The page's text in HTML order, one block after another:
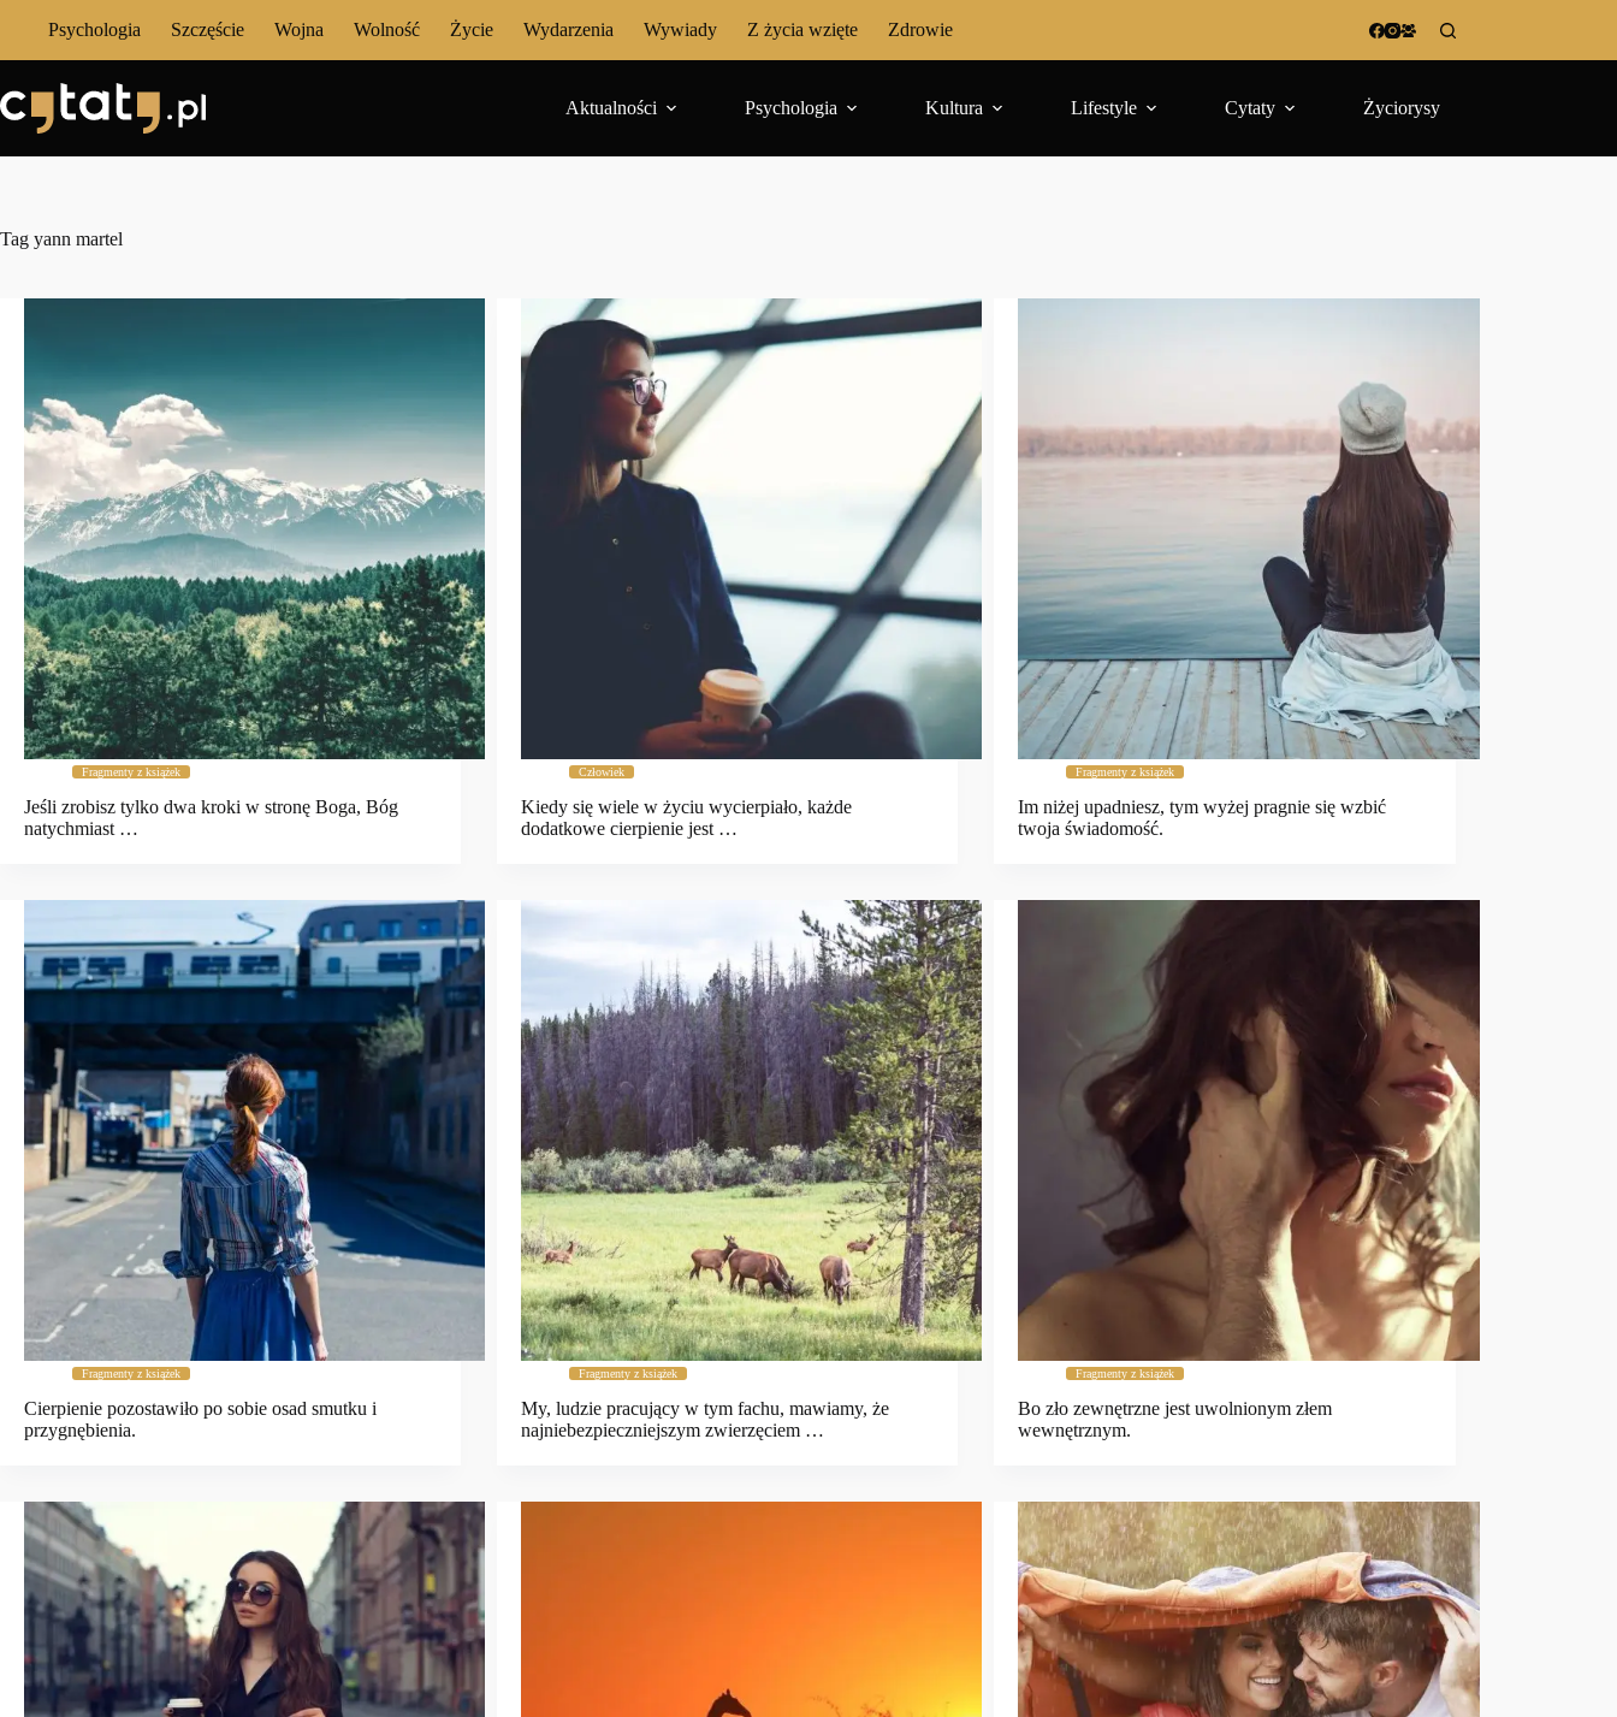
Psychologia Szczęście Wojna Wolność Życie Wydarzenia Wywiady Z życia wzięte Zdrowie
Aktualności Psychologia Kultura Lifestyle Cytaty Życiorysy
Tag yann martel
Fragmenty z książek
Jeśli zrobisz tylko dwa kroki w stronę Boga, Bóg
natychmiast …
Człowiek
Kiedy się wiele w życiu wycierpiało, każde
dodatkowe cierpienie jest …
Fragmenty z książek
Im niżej upadniesz, tym wyżej pragnie się wzbić
twoja świadomość.
Fragmenty z książek
Cierpienie pozostawiło po sobie osad smutku i
przygnębienia.
Fragmenty z książek
My, ludzie pracujący w tym fachu, mawiamy, że
najniebezpieczniejszym zwierzęciem …
Fragmenty z książek
Bo zło zewnętrzne jest uwolnionym złem
wewnętrznym.